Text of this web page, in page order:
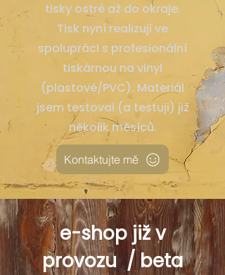
tisky ostré až do okraje.
Tisk nyní realizuji ve
spolupráci s profesionální
tiskárnou na vinyl
(plastové/PVC). Materiál
jsem testoval (a testuji) již
několik měsíců.
Kontaktujte mě
e-shop již v
provozu / beta